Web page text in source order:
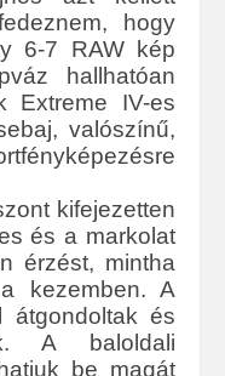
hogy
6-7 RAW kép
hallhatóan
Extreme IV-es
valószínű,
kifejezetten
és a markolat
érzést, mintha
kezemben. A
átgondoltak és
A baloldali
be magát